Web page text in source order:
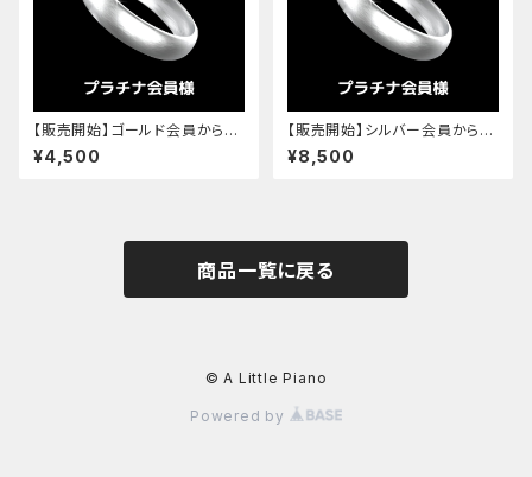
【販売開始】ゴールド会員からプ
ラチナ会員へのランクアップ ¥4,
500 (税込)
¥4,500
【販売開始】シルバー会員からプ
ラチナ会員へのランクアップ ¥8,
500 (税込)
¥8,500
商品一覧に戻る
© A Little Piano
Powered by